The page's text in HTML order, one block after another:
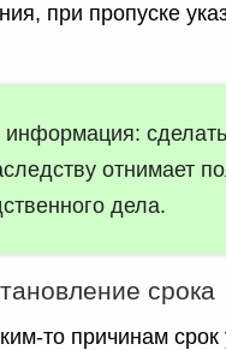
при пропуске
отнимает
дела.
срока
то причинам